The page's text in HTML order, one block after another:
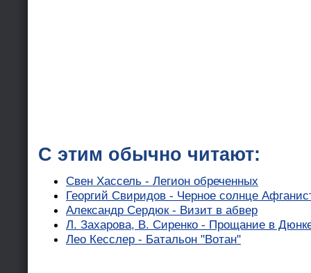
С этим обычно читают:
Свен Хассель - Легион обреченных
Георгий Свиридов - Черное солнце
Александр Сердюк - Визит в абвер
Л. Захарова, В. Сиренко - Прощание в
Лео Кесслер - Батальон "Вотан"